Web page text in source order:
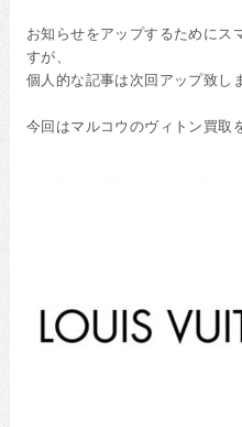
お知らせをアップするためにス
すが、
個人的な記事は次回アップ致し
今回はマルコウのヴィトン買取